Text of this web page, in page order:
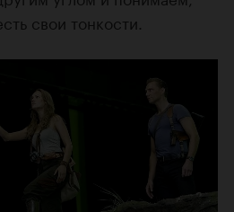
свои тонкости.